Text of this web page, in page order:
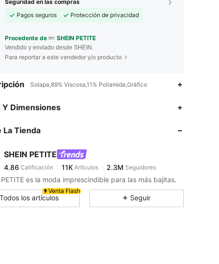
Seguridad en las compras
Pagos seguros
Protección de privacidad
Procedente de SHEIN PETITE
Vendido y enviado desde SHEIN.
Para reportar a este vendedor y/o producto
Solapa,89% Viscosa,11% Poliamida,Gráfico
Y Dimensiones
La Tienda
SHEIN PETITE
4.86
4.86
11KArtículos
l***mpagó Hace 10 horas
4.86 11K 2.3M
PETITE es la moda imprescindible para las más bajitas.
Venta Flash
Todos los artículos Seguir